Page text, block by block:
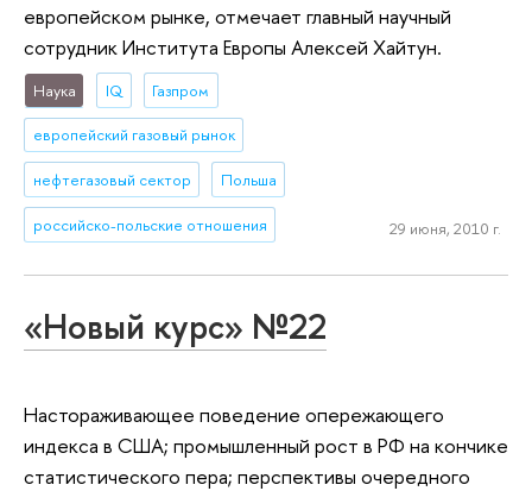
европейском рынке, отмечает главный научный
сотрудник Института Европы Алексей Хайтун.
Наука IQ Газпром
европейский газовый рынок
нефтегазовый сектор Польша
российско-польские отношения 29 июня, 2010 г.
«Новый курс» №22
Настораживающее поведение опережающего
индекса в США; промышленный рост в РФ на кончике
статистического пера; перспективы очередного